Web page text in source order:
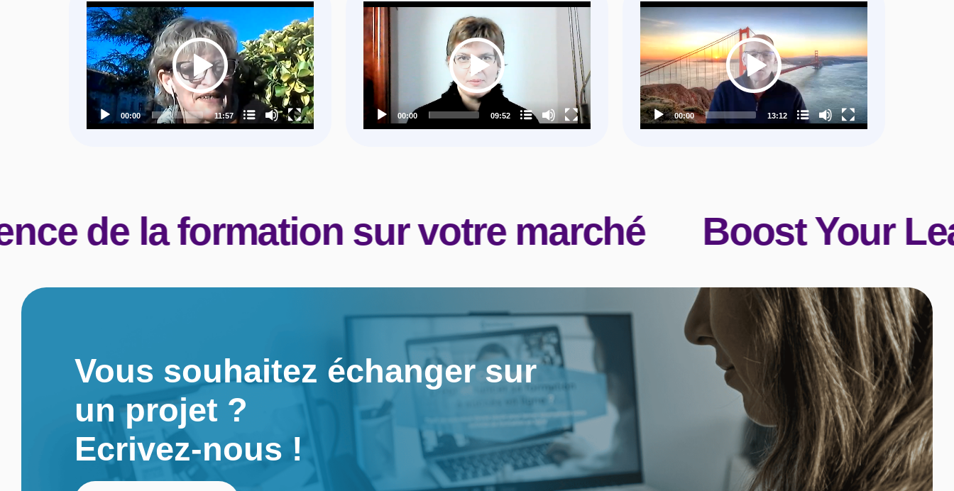
Video
Player
00:00 11:57
Nom du chapitre
Video
Player
00:00 09:52
Nom du chapitre
Video
Player
00:00 13:12
Nom du chapitre
de la formation sur votre marché Boost Your
Vous souhaitez échanger sur
un projet ?
Ecrivez-nous !